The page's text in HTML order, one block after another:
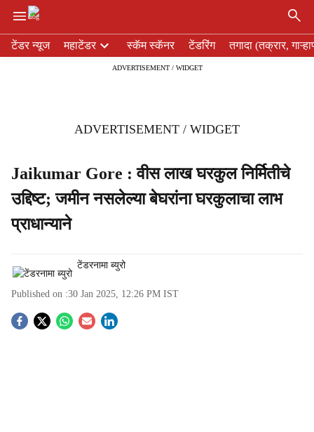
e
टेंडर न्यूज महाटेंडर स्कॅम स्कॅनर टेंडरिंग तगादा (तक्रार,
ADVERTISEMENT / WIDGET
ADVERTISEMENT / WIDGET
Jaikumar Gore : वीस लाख घरकुल निर्मितीचे
उद्दिष्ट; जमीन नसलेल्या बेघरांना घरकुलाचा लाभ
प्राधान्याने
टेंडरनामा ब्युरो
Published on :30 Jan 2025, 12:26 PM IST
S